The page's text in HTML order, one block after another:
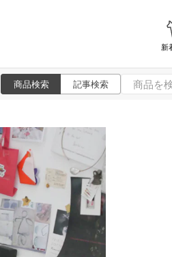
新
商品検索 記事検索